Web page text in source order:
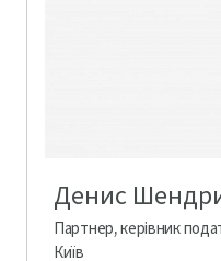
Денис
Партнер, керівник
Київ